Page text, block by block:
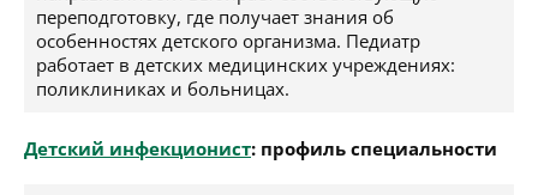
переподготовку, где получает знания об
особенностях детского организма. Педиатр
работает в детских медицинских учреждениях:
поликлиниках и больницах.
Детский инфекционист: профиль специальности